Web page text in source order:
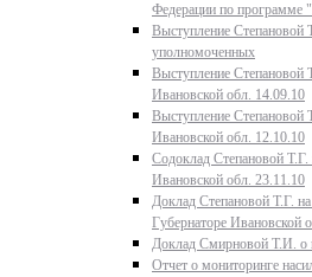
Федерации по программе
Выступление Степановой
уполномоченных
Выступление Степановой
Ивановской обл. 14.09.10
Выступление Степановой
Ивановской обл. 12.10.10
Содоклад Степановой Т.Г.
Ивановской обл. 23.11.10
Доклад Степановой Т.Г.
Губернаторе Ивановской
Доклад Смирновой Т.И. о
Отчет о мониторинге